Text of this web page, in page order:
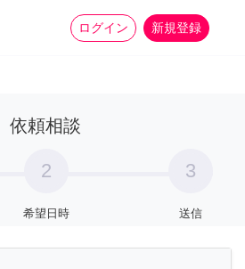
ログイン 新規登録
家事 more_horiz
依頼相談
2
希望日時
3
送信